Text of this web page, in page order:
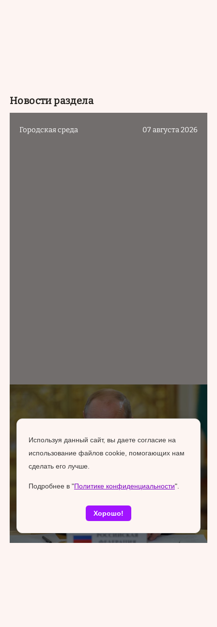
Новости раздела
Городская среда 07 августа 2026
Используя данный сайт, вы даете согласие на
использование файлов cookie, помогающих нам
сделать его лучше.
Подробнее в "Политике конфиденциальности".
Хорошо!